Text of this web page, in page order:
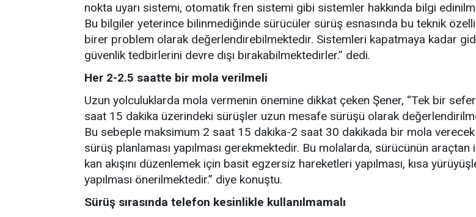
nokta uyarı sistemi, otomatik fren sistemi gibi sistemler hakkında bilgi
Bu bilgiler yeterince bilinmediğinde sürücüler sürüş esnasında bu teknik
birer problem olarak değerlendirebilmektedir. Sistemleri kapatmaya kadar
güvenlik tedbirlerini devre dışı bırakabilmektedirler.” dedi.
Her 2-2.5 saatte bir mola verilmeli
Uzun yolculuklarda mola vermenin önemine dikkat çeken Şener, “Tek bir
saat 15 dakika üzerindeki sürüşler uzun mesafe sürüşü olarak
Bu sebeple maksimum 2 saat 15 dakika-2 saat 30 dakikada bir mola
sürüş planlaması yapılması gerekmektedir. Bu molalarda, sürücünün araçtan
kan akışını düzenlemek için basit egzersiz hareketleri yapılması, kısa
yapılması önerilmektedir.” diye konuştu.
Sürüş sırasında telefon kesinlikle kullanılmamalı